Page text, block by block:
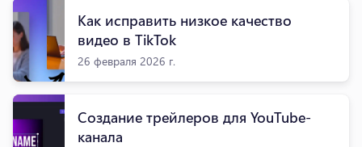
Как исправить низкое качество
видео в TikTok
26 февраля 2026 г.
Создание трейлеров для YouTube-
канала